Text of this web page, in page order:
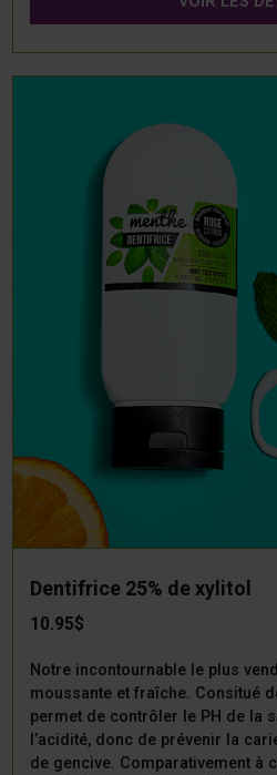
Dentifrice 25% de xylitol
10.95$
Notre incontournable le plus
moussante et fraîche. Consitué
permet de contrôler le PH de la
l’acidité, donc de prévenir la
de gencive. Comparativement à